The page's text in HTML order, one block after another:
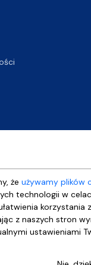
że używamy plików
technologii w
korzystania
z naszych stron
ustawieniami